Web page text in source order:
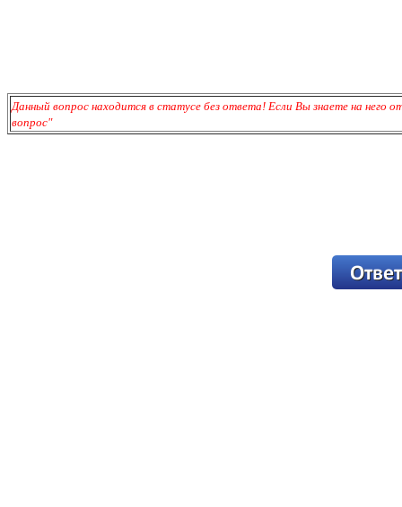
Данный вопрос находится в статусе без ответа! Если Вы знаете на
вопрос"